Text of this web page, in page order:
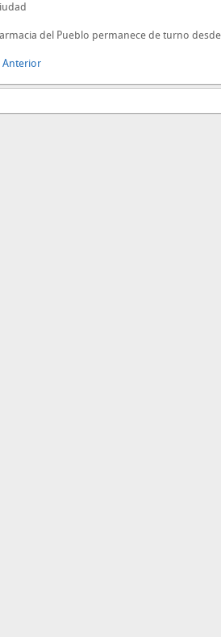
del Pueblo permanece de turno
Anterior